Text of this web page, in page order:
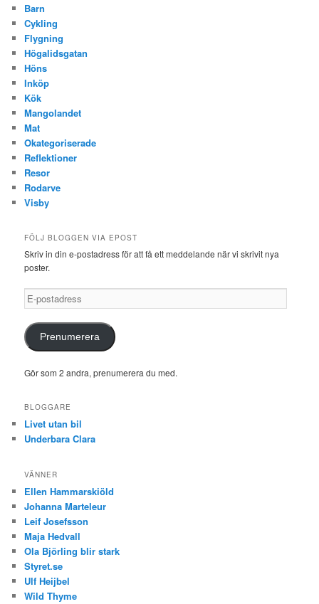
Barn
Cykling
Flygning
Högalidsgatan
Höns
Inköp
Kök
Mangolandet
Mat
Okategoriserade
Reflektioner
Resor
Rodarve
Visby
FÖLJ BLOGGEN VIA EPOST
Skriv in din e-postadress för att få ett meddelande när vi skrivit nya
poster.
E-
postadress
Prenumerera
Gör som 2 andra, prenumerera du med.
BLOGGARE
Livet utan bil
Underbara Clara
VÄNNER
Ellen Hammarskiöld
Johanna Marteleur
Leif Josefsson
Maja Hedvall
Ola Björling blir stark
Styret.se
Ulf Heijbel
Wild Thyme